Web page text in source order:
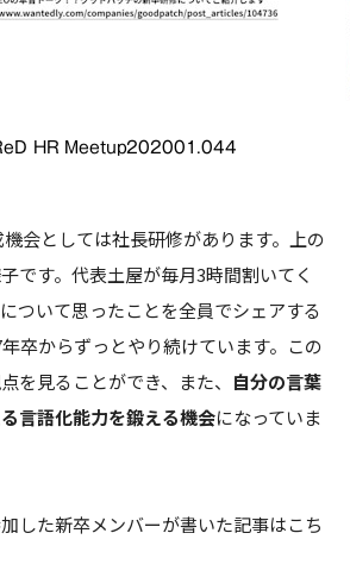
HR Meetup202001.044
会としては社長研修があります。上の
です。代表土屋が毎月3時間割いてく
ついて思ったことを全員でシェアする
卒からずっとやり続けています。この
を見ることができ、また、 自分の言葉
言語化能力を鍛える機会になっていま
した新卒メンバーが書いた記事はこち